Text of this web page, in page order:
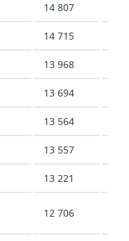
14 807
14 715
13 968
13 694
13 564
13 557
13 221
12 706